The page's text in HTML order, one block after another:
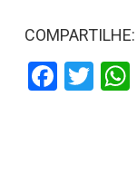
COMPARTILHE: